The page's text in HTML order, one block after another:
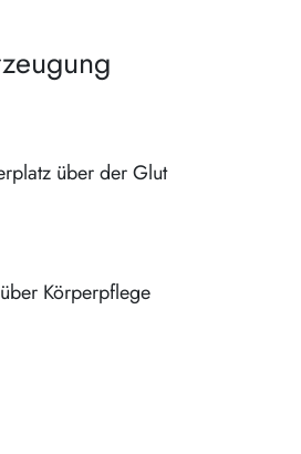
über der Glut
Körperpflege